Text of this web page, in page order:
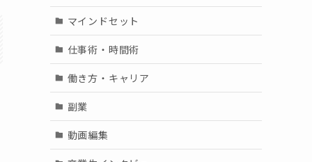
マインドセット
仕事術・時間術
働き方・キャリア
副業
動画編集